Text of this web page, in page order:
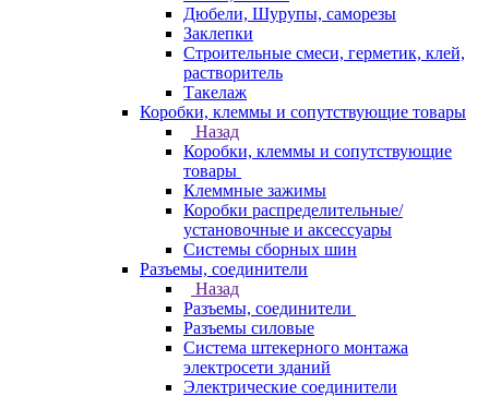
Дюбели, Шурупы, саморезы
Заклепки
Строительные смеси, герметик, клей,
растворитель
Такелаж
Коробки, клеммы и сопутствующие товары
Назад
Коробки, клеммы и сопутствующие
товары
Клеммные зажимы
Коробки распределительные/
установочные и аксессуары
Системы сборных шин
Разъемы, соединители
Назад
Разъемы, соединители
Разъемы силовые
Система штекерного монтажа
электросети зданий
Электрические соединители